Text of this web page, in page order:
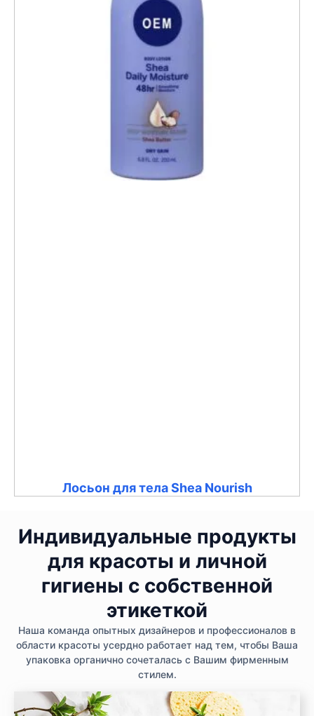
Лосьон для тела Shea Nourish
Индивидуальные продукты
для красоты и личной
гигиены с собственной
этикеткой
Наша команда опытных дизайнеров и профессионалов в
области красоты усердно работает над тем, чтобы Ваша
упаковка органично сочеталась с Вашим фирменным
стилем.